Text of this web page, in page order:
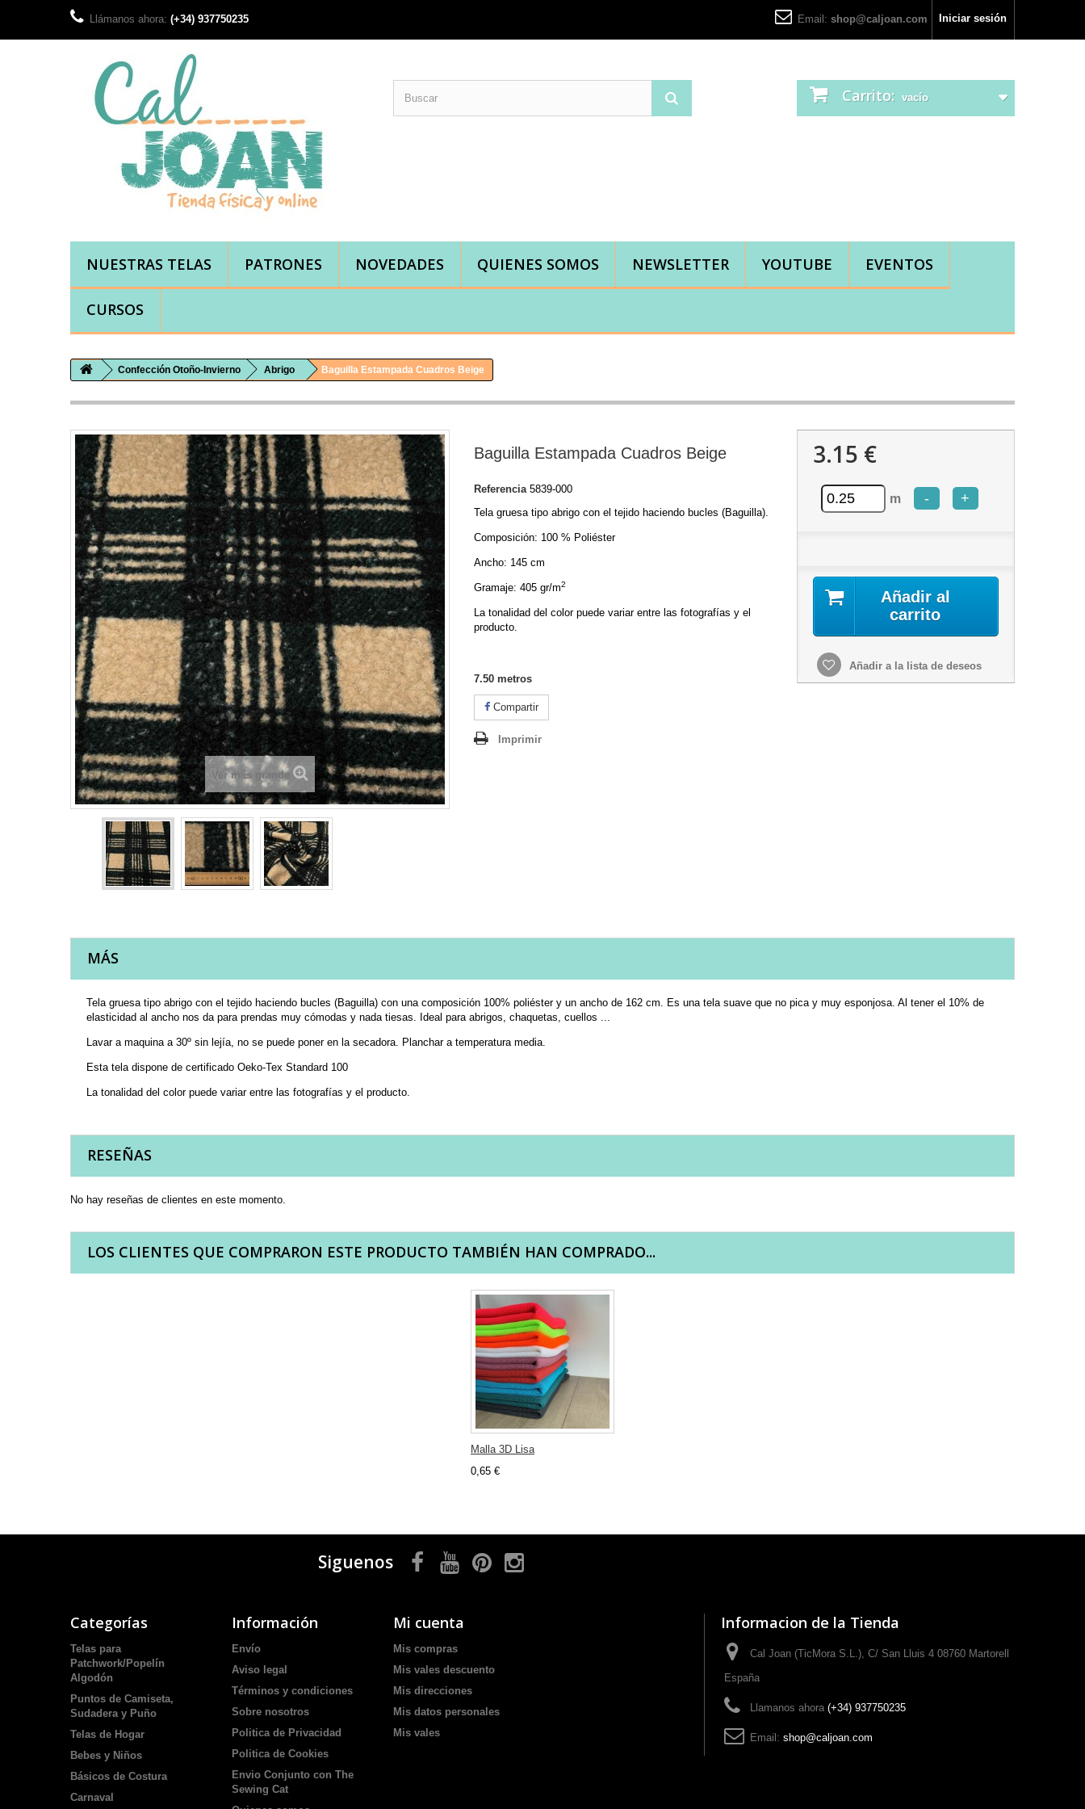
Iniciar sesión
Llámanos ahora: (+34) 937750235 Email: shop@caljoan.com
Carrito: vacío
NUESTRAS TELAS PATRONES NOVEDADES QUIENES SOMOS NEWSLETTER YOUTUBE EVENTOS
CURSOS
Confección Otoño-Invierno Abrigo Baguilla Estampada Cuadros Beige
Ver más grande
Baguilla Estampada Cuadros Beige
Referencia 5839-000
Tela gruesa tipo abrigo con el tejido haciendo bucles (Baguilla).
Composición: 100 % Poliéster
Ancho: 145 cm
Gramaje: 405 gr/m2
La tonalidad del color puede variar entre las fotografías y el
producto.
7.50 metros
Compartir
Imprimir
3.15 €
m - +
Añadir al
carrito
Añadir a la lista de deseos
MÁS
Tela gruesa tipo abrigo con el tejido haciendo bucles (Baguilla) con una composición 100% poliéster y un ancho de 162 cm. Es una tela suave que no pica y muy esponjosa. Al tener el 10% de
elasticidad al ancho nos da para prendas muy cómodas y nada tiesas. Ideal para abrigos, chaquetas, cuellos ...
Lavar a maquina a 30º sin lejía, no se puede poner en la secadora. Planchar a temperatura media.
Esta tela dispone de certificado Oeko-Tex Standard 100
La tonalidad del color puede variar entre las fotografías y el producto.
RESEÑAS
No hay reseñas de clientes en este momento.
LOS CLIENTES QUE COMPRARON ESTE PRODUCTO TAMBIÉN HAN COMPRADO...
Malla 3D Lisa
0,65 €
Siguenos
Categorías
Telas para
Patchwork/Popelín
Algodón
Puntos de Camiseta,
Sudadera y Puño
Telas de Hogar
Bebes y Niños
Básicos de Costura
Carnaval
Información
Envío
Aviso legal
Términos y condiciones
Sobre nosotros
Politica de Privacidad
Politica de Cookies
Envio Conjunto con The
Sewing Cat
Mi cuenta
Mis compras
Mis vales descuento
Mis direcciones
Mis datos personales
Mis vales
Informacion de la Tienda
Cal Joan (TicMora S.L.), C/ San Lluis 4 08760 Martorell
España
Llamanos ahora (+34) 937750235
Email: shop@caljoan.com